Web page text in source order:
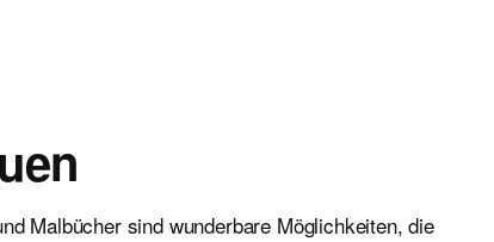
Malbücher sind wunderbare Möglichkeiten, die